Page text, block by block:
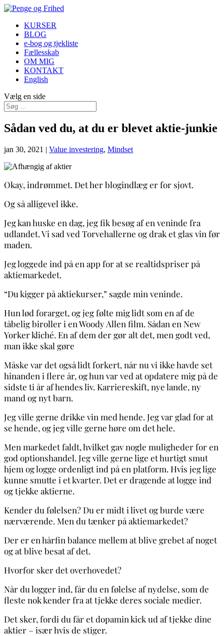
KURSER
BLOG
e-bog og tjekliste
Fællesskab
OM MIG
KONTAKT
English
Vælg en side
Sådan ved du, at du er blevet aktie-junkie
jan 30, 2021 | Value investering, Mindset
Okay, indrømmet. Det her blogindlæg er for sjovt.
Og så alligevel ikke.
Jeg kan huske en dag, jeg fik besøg af en veninde fra
udlandet. Vi sad ved Torvehallerne og drak et glas vin før
maden.
Jeg loggede ind på en app for at se realtidspriser på
aktiemarkedet.
“Du kigger på aktiekurser,” sagde min veninde.
Hun lød forarget, og jeg følte mig lidt som en af de
tåbelig biroller i en Woody Allen film. Sådan en New
Yorker kliché. En af dem der gør alt det, men godt ved,
man ikke skal gøre
Måske var det også lidt forkert, når nu vi ikke havde set
hinanden i flere år, og hun var ved at opdatere mig på de
sidste ti år af hendes liv. Karriereskift, nye lande, ny
mand og nyt barn.
Jeg ville gerne drikke vin med hende. Jeg var glad for at
se hende, og jeg ville gerne høre om det hele.
Men markedet faldt, hvilket gav nogle muligheder for en
god optionshandel. Jeg ville gerne lige et hurtigt smut
hjem og logge ordenligt ind på en platform. Hvis jeg lige
kunne smutte i et kvarter. Det er dragende at logge ind
og tjekke aktierne.
Kender du følelsen? Du er midt i livet og burde være
nærværende. Men du tænker på aktiemarkedet?
Der er en hårfin balance mellem at blive grebet af noget
og at blive besat af det.
Hvorfor sker det overhovedet?
Når du logger ind, får du en følelse af nydelse, som de
fleste nok kender fra at tjekke deres sociale medier.
Det sker, fordi du får et dopamin kick ud af tjekke dine
aktier – især hvis de stiger.